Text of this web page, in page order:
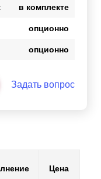
в комплекте
опционно
опционно
Задать вопрос
Цена